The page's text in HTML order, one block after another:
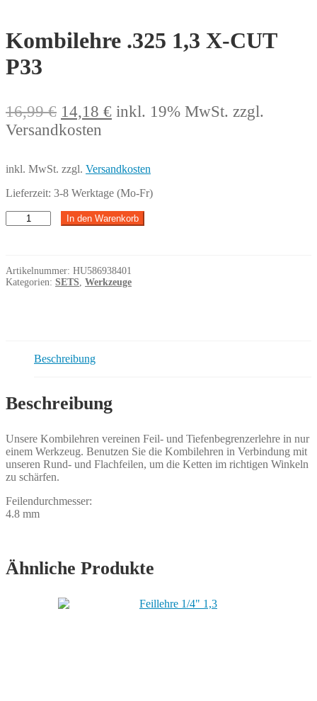
Kombilehre .325 1,3 X-CUT
P33
16,99€ Ursprünglicher
Preis
16,99 €
14,18 € Aktueller
14,18 €.
inkl. 19% MwSt. zzgl.
Versandkosten
inkl. MwSt. zzgl. Versandkosten
Lieferzeit: 3-8 Werktage (Mo-Fr)
Kombilehre
.325
CUT
P33
In den Warenkorb
Artikelnummer: HU586938401
Kategorien: SETS, Werkzeuge
Beschreibung
Beschreibung
Unsere Kombilehren vereinen Feil- und Tiefenbegrenzerlehre in nur
einem Werkzeug. Benutzen Sie die Kombilehren in Verbindung mit
unseren Rund- und Flachfeilen, um die Ketten im richtigen Winkeln
zu schärfen.
Feilendurchmesser:
4.8 mm
Ähnliche Produkte